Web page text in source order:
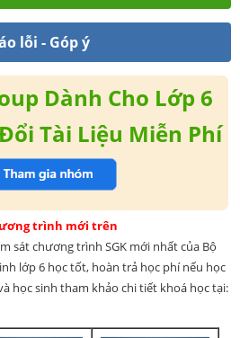
lỗi - Góp ý
Dành Cho Lớp 6
Tài Liệu Miễn Phí
trình mới trên
sát chương trình SGK mới nhất của Bộ
lớp 6 học tốt, hoàn trả học phí nếu học
học sinh tham khảo chi tiết khoá học tại: